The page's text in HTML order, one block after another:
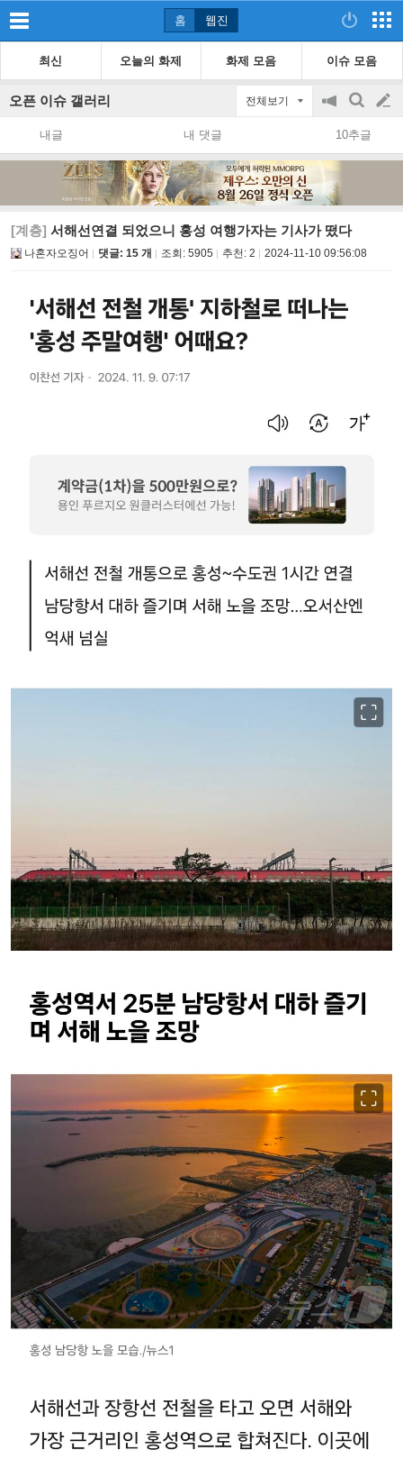
홈 웹진
최신 오늘의 화제 화제 모음 이슈 모음
오픈 이슈 갤러리 전체보기
공
지
on/off
검
색
글
쓰
내글 내 댓글 10추글
[계층] 서해선연결 되었으니 홍성 여행가자는 기사가 떴다
나혼자오징어 댓글: 15 개 조회: 5905 추천: 2 2024-11-10 09:56:08